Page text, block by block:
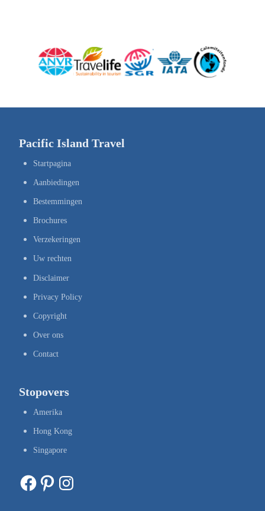
Pacific Island Travel
Startpagina
Aanbiedingen
Bestemmingen
Brochures
Verzekeringen
Uw rechten
Disclaimer
Privacy Policy
Copyright
Over ons
Contact
Stopovers
Amerika
Hong Kong
Singapore
Facebook Pinterest Instagram